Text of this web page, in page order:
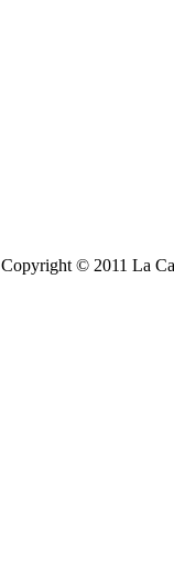
Copyright © 2011 La